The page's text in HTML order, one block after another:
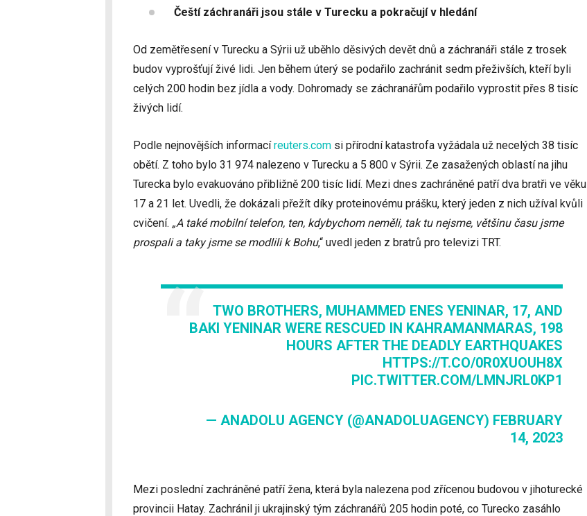
Čeští záchranáři jsou stále v Turecku a pokračují v hledání
Od zemětřesení v Turecku a Sýrii už uběhlo děsivých devět dnů a záchranáři stále z trosek
budov vyprošťují živé lidi. Jen během úterý se podařilo zachránit sedm přeživších, kteří byli
celých 200 hodin bez jídla a vody. Dohromady se záchranářům podařilo vyprostit přes 8 tisíc
živých lidí.
Podle nejnovějších informacíreuters.com si přírodní katastrofa vyžádala už necelých 38 tisíc
obětí. Z toho bylo 31 974 nalezeno v Turecku a 5 800 v Sýrii. Ze zasažených oblastí na jihu
Turecka bylo evakuováno přibližně 200 tisíc lidí. Mezi dnes zachráněné patří dva bratři ve věku
17 a 21 let. Uvedli, že dokázali přežít díky proteinovému prášku, který jeden z nich užíval kvůli
cvičení. „A také mobilní telefon, ten, kdybychom neměli, tak tu nejsme, většinu času jsme
prospali a taky jsme se modlili k Bohu,“ uvedl jeden z bratrů pro televizi TRT.
TWO BROTHERS, MUHAMMED ENES YENINAR, 17, AND
BAKI YENINAR WERE RESCUED IN KAHRAMANMARAS, 198
HOURS AFTER THE DEADLY EARTHQUAKES
HTTPS://T.CO/0R0XUOUH8X
PIC.TWITTER.COM/LMNJRL0KP1
— ANADOLU AGENCY (@ANADOLUAGENCY) FEBRUARY
14, 2023
Mezi poslední zachráněné patří žena, která byla nalezena pod zřícenou budovou v jihoturecké
provincii Hatay. Zachránil ji ukrajinský tým záchranářů 205 hodin poté, co Turecko zasáhlo